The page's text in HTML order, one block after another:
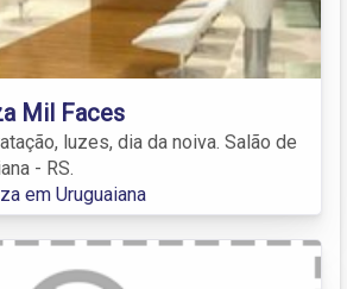
Mil Faces
luzes, dia da noiva. Salão de
- RS.
em Uruguaiana